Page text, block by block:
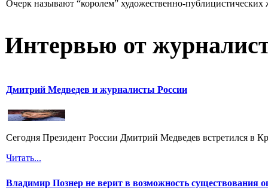
Очерк называют “королем” художественно-публицистических
Интервью от
Дмитрий Медведев и журналисты России
Сегодня Президент России Дмитрий Медведев встретился в
Читать...
Владимир Познер не верит в возможность существования